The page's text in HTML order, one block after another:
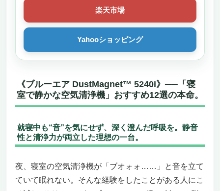
の人には少し注意を。
静かに、深く、やさしく眠れる空気。あなた
の寝室を整える、静寂の名機
が調和した、寝室に最適な“インテリア型空気
寝室を静かに、そして美しく変える。音を立
てずに空気を整える空気清浄機。
寝室にそっと置ける、静かで美しい“マルチ
な一台”。でも、全員には勧めません。
静かさ・清浄力・美しさを一台に凝縮。これ
ぞ“寝室専用”の理想形。
室にふさわしい空気清浄機
眠りの空気が澄んでいく──寝室用としての
楽天市場
Yahooショッピング
《ブルーエア DustMagnet™ 5240i》──「寝
室で静かな空気清浄機」おすすめ12選の本命。
就寝中も“音”を気にせず、深く澄んだ呼吸を。静音
性と清浄力が両立した理想の一台。
夜、寝室の空気清浄機が「ブオォォ……」と音を立て
ていて眠れない。そんな経験をしたことがある人にこ